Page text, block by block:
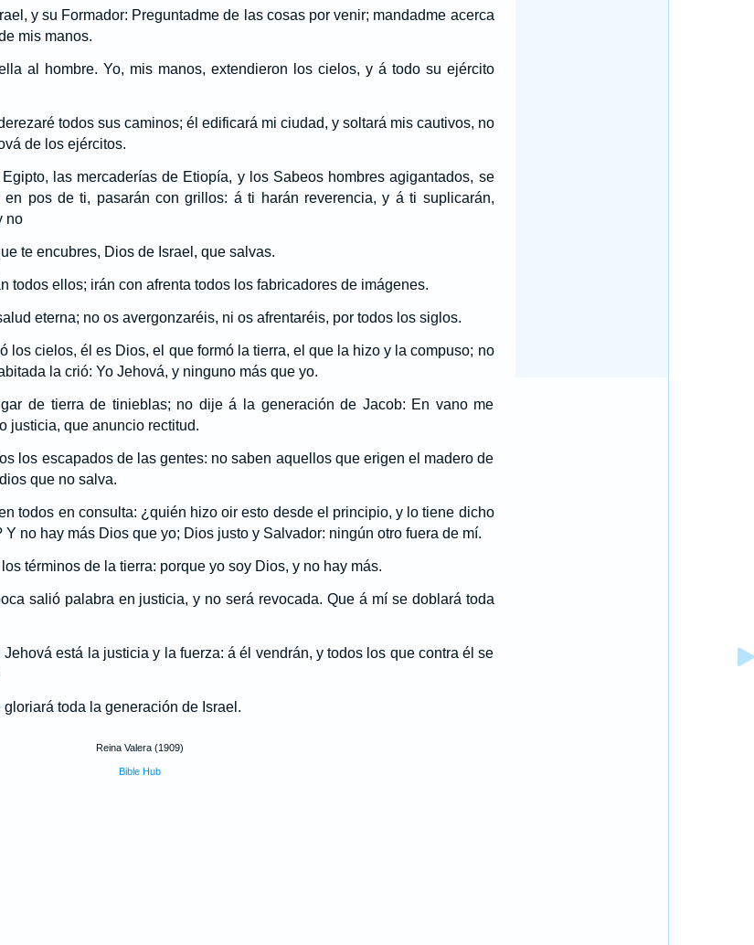
y su Formador: Preguntadme de las cosas por venir; mandadme acerca
mis manos.
al hombre. Yo, mis manos, extendieron los cielos, y á todo su ejército
todos sus caminos; él edificará mi ciudad, y soltará mis cautivos, no
de los ejércitos.
las mercaderías de Etiopía, y los Sabeos hombres agigantados, se
pos de ti, pasarán con grillos: á ti harán reverencia, y á ti suplicarán,
no
te encubres, Dios de Israel, que salvas.
todos ellos; irán con afrenta todos los fabricadores de imágenes.
eterna; no os avergonzaréis, ni os afrentaréis, por todos los siglos.
los cielos, él es Dios, el que formó la tierra, el que la hizo y la compuso; no
la crió: Yo Jehová, y ninguno más que yo.
de tierra de tinieblas; no dije á la generación de Jacob: En vano me
justicia, que anuncio rectitud.
los escapados de las gentes: no saben aquellos que erigen el madero de
que no salva.
todos en consulta: ¿quién hizo oir esto desde el principio, y lo tiene dicho
no hay más Dios que yo; Dios justo y Salvador: ningún otro fuera de mí.
términos de la tierra: porque yo soy Dios, y no hay más.
salió palabra en justicia, y no será revocada. Que á mí se doblará toda
está la justicia y la fuerza: á él vendrán, y todos los que contra él se
toda la generación de Israel.
Reina Valera (1909)
Bible Hub